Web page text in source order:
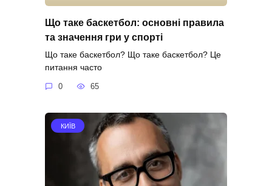
Що таке баскетбол: основні правила
та значення гри у спорті
Що таке баскетбол? Що таке баскетбол? Це
питання часто
0 65
КИЇВ